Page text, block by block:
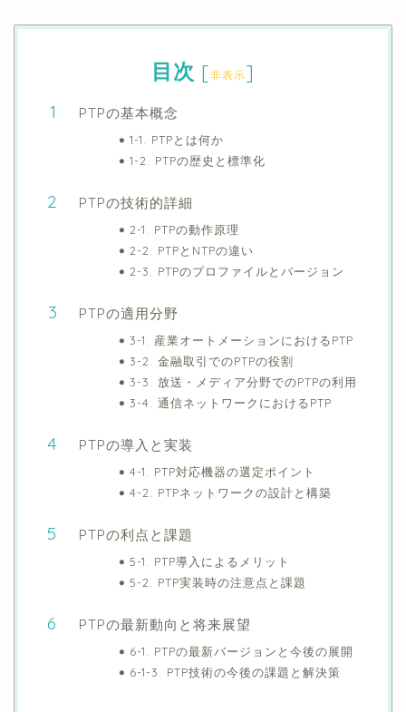
目次 [非表示]
PTPの基本概念
1-1. PTPとは何か
1-2. PTPの歴史と標準化
PTPの技術的詳細
2-1. PTPの動作原理
2-2. PTPとNTPの違い
2-3. PTPのプロファイルとバージョン
PTPの適用分野
3-1. 産業オートメーションにおけるPTP
3-2. 金融取引でのPTPの役割
3-3. 放送・メディア分野でのPTPの利用
3-4. 通信ネットワークにおけるPTP
PTPの導入と実装
4-1. PTP対応機器の選定ポイント
4-2. PTPネットワークの設計と構築
PTPの利点と課題
5-1. PTP導入によるメリット
5-2. PTP実装時の注意点と課題
PTPの最新動向と将来展望
6-1. PTPの最新バージョンと今後の展開
6-1-3. PTP技術の今後の課題と解決策